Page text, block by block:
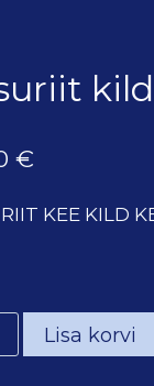
€
KEE KILD
Lisa korvi